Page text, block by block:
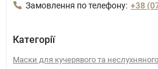
Замовлення по телефону: +38
Категорії
Маски для кучерявого та